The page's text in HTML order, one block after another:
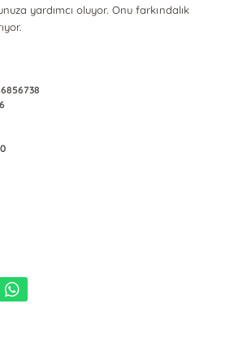
yardımcı oluyor. Onu farkındalık